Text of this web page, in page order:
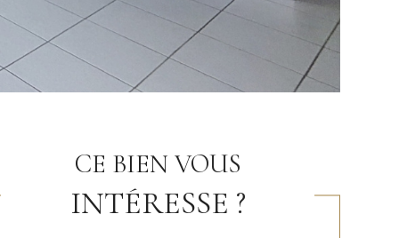
CE BIEN VOUS
INTÉRESSE ?